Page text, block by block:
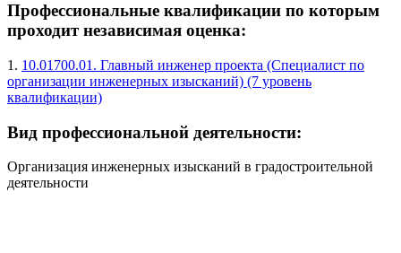
Профессиональные квалификации по которым
проходит независимая оценка:
1. 10.01700.01. Главный инженер проекта (Специалист по
организации инженерных изысканий) (7 уровень
квалификации)
Вид профессиональной деятельности:
Организация инженерных изысканий в градостроительной
деятельности